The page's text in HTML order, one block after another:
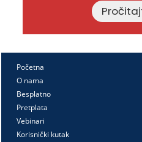
Početna
O nama
Besplatno
Pretplata
Vebinari
Korisnički kutak